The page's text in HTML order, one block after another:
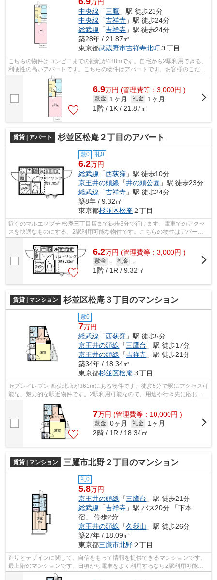
万円
中央線 「三鷹 」駅 徒歩23分
中央線 「吉祥寺 」駅 徒歩24分
総武線 「吉祥寺 」駅 徒歩24分
築28年 / 21.87㎡
東京都武蔵野市吉祥寺北町３丁目
こちらの物件はコンビニまでの距離が488mです。自宅から2駅利用できる、
利便性の高いアパートです。こちらの物件はアパートです。お客様のこだわ
りやニーズに合わせた物件をご紹介いた...
6.9万円 (管理費等：3,000円 )
敷金 1ヶ月 礼金
1ヶ月
1階 / 1K / 21.87㎡
賃貸 | アパート 杉並区松庵２丁目のアパート
敷0 礼0
6.2万円
総武線 「西荻窪 」駅 徒歩10分
京王井の頭線 「井の頭公園 」駅 徒歩23分
総武線 「吉祥寺 」駅 徒歩24分
築8年 / 9.32㎡
東京都杉並区松庵 ２丁目
近くのマルエツプチ 松庵三丁目店まで徒歩3分で行けます。電車でのアクセ
スを快適なものにする、2駅利用可能な物件です。こちらの物件はアパート
6.2万円 (管理費等：3,000円 )
敷金 - 礼金 -
1階 / 1R / 9.32㎡
賃貸 | マンション 杉並区松庵３丁目のマンション
敷0
7万円
総武線 「西荻窪 」駅 徒歩5分
京王井の頭線 「三鷹台 」駅 徒歩17分
京王井の頭線 「吉祥寺 」駅 徒歩21分
築34年 / 18.34㎡
東京都杉並区松庵 ３丁目
セブンイレブン 西荻北店が361mにある物件です。徒歩5分で駅にアクセス可
能な、魅力的な駅近物件です。2駅利用可能なので、用途や行き先に応じて
経路を選択できます。こちらの物件はマ...
7万円 (管理費等：10,000円 )
敷金 0ヶ月 礼金
1ヶ月
2階 / 1R / 18.34㎡
賃貸 | マンション 三鷹市北野２丁目のマンション
礼0
5.8万円
京王井の頭線 「三鷹台 」駅 徒歩21分
総武線 「吉祥寺 」駅 バス20分 「下本
宿」 停歩2分
京王井の頭線 「久我山 」駅 徒歩26分
築27年 / 18.09㎡
東京都三鷹市北野２丁目
造りとデザインに関して、自信をもって情報を提供できるマンションです。
最上階のマンションです。日頃から電車をよく利用するなら2駅利用可能な
物件はいかがでしょうか。マンションは...